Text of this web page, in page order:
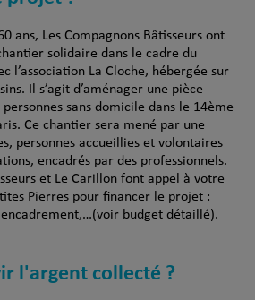
ans, Les Compagnons Bâtisseurs ont
solidaire dans le cadre du
l’association La Cloche, hébergée sur
Il s’agit d’aménager une pièce
personnes sans domicile dans le 14ème
Ce chantier sera mené par une
personnes accueillies et volontaires
encadrés par des professionnels.
et Le Carillon font appel à votre
Pierres pour financer le projet :
budget détaillé).
l'argent collecté ?